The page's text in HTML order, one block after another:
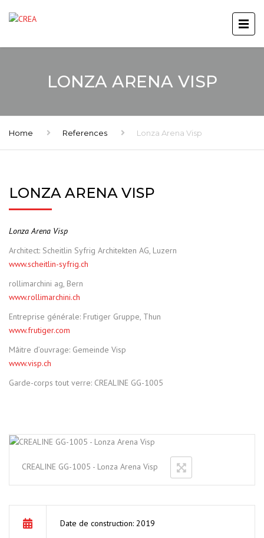
LONZA ARENA VISP
Home References Lonza Arena Visp
LONZA ARENA VISP
Lonza Arena Visp
Architect: Scheitlin Syfrig Architekten AG, Luzern
www.scheitlin-syfrig.ch
rollimarchini ag, Bern
www.rollimarchini.ch
Entreprise générale: Frutiger Gruppe, Thun
www.frutiger.com
Mâitre d’ouvrage: Gemeinde Visp
www.visp.ch
Garde-corps tout verre: CREALINE GG-1005
CREALINE GG-1005 - Lonza Arena Visp
Date de construction: 2019